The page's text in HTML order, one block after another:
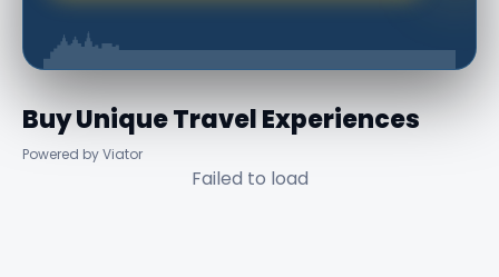
Buy Unique Travel Experiences
Powered by Viator
Failed to load